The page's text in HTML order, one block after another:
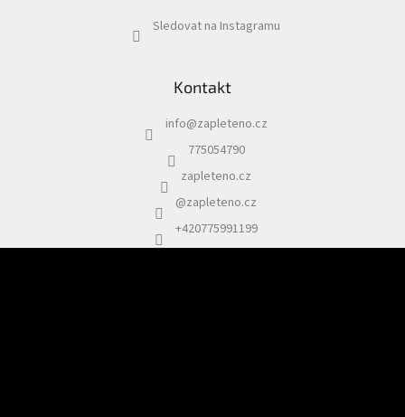
Sledovat na Instagramu
Kontakt
info@zapleteno.cz
775054790
zapleteno.cz
@zapleteno.cz
+420775991199